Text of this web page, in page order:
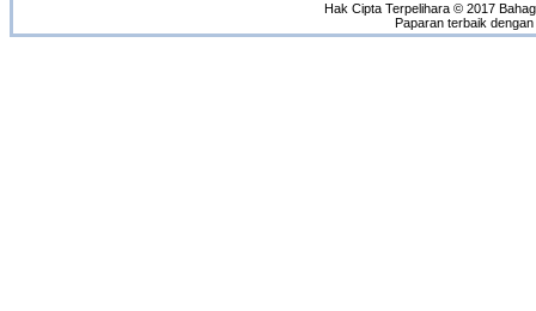
Hak Cipta Terpelihara © 2017
Paparan terbaik